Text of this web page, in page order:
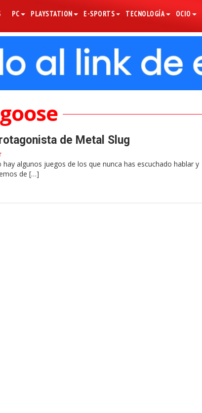
PC PLAYSTATION E-SPORTS TECNOLOGÍA OCIO
de Metal Slug
algunos juegos de los que nunca has escuchado hablar y
de […]